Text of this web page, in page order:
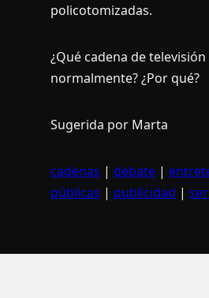
policotomizadas.
¿Qué cadena de
normalmente? ¿Por qué?
Sugerida por Marta
cadenas | debate |
públicas | publicidad |